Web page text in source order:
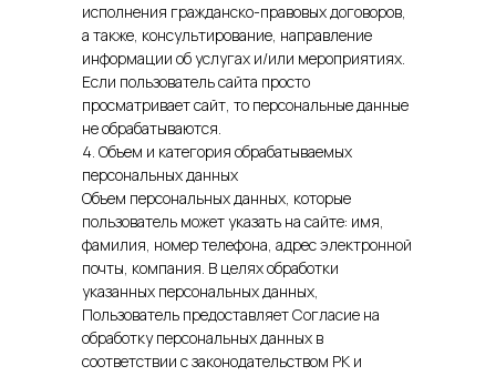
исполнения гражданско-правовых договоров,
а также, консультирование, направление
информации об услугах и/или мероприятиях.
Если пользователь сайта просто
просматривает сайт, то персональные данные
не обрабатываются.
4. Объем и категория обрабатываемых
персональных данных
Объем персональных данных, которые
пользователь может указать на сайте: имя,
фамилия, номер телефона, адрес электронной
почты, компания. В целях обработки
указанных персональных данных,
Пользователь предоставляет Согласие на
обработку персональных данных в
соответствии с законодательством РК и